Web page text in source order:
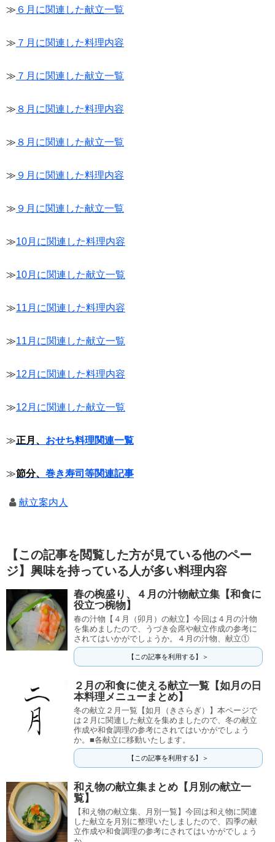
≫ ６月に関連した献立一覧
≫ ７月に関連した料理内容
≫ ７月に関連した献立一覧
≫ ８月に関連した料理内容
≫ ８月に関連した献立一覧
≫ ９月に関連した料理内容
≫ ９月に関連した献立一覧
≫10月に関連した料理内容
≫10月に関連した献立一覧
≫11月に関連した料理内容
≫11月に関連した献立一覧
≫12月に関連した料理内容
≫12月に関連した献立一覧
≫正月、 おせち料理関連一覧
≫節分、 巻き寿司等関連記事
献立案内人
【この記事を閲覧した方が見ている他のペー
ジ】興味を持っている人が多い料理内容
春の椀盛り、４月の汁物献立集【和食に
役立つ椀物】
春の汁物【４月（卯月）の献立】今回は４月の汁物
を集めましたので、うづき会席や献立作成の参考に
されてはいかがでしょうか。４月の汁物、献立①
【この記事を利用する】＞
２月の和食に使える献立一覧【如月の日
本料理メニューまとめ】
冬の献立２月一覧【如月（きさらぎ）】本ページで
は２月に関連した献立を集めましたので、冬の献立
作成や和食調理の参考にされてはいかがでしょう
か。■各献立に移動いたします。
【この記事を利用する】＞
和え物の献立集まとめ【月別の献立一
覧】
【和え物の献立集、月別一覧】今回は和え物に関連
した献立を月別に整理いたしましたので、四季の献
立作成や和食調理の参考にされてはいかがでしょう